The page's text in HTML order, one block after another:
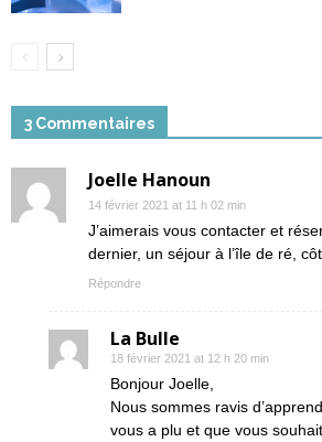
3 Commentaires
Joelle Hanoun
14 février 2021 at 11 h 02 min
J’aimerais vous contacter et
dernier, un séjour à l’île de ré,
Répondre
La Bulle
18 février 2021 at 12 h 20 min
Bonjour Joelle,
Nous sommes ravis
vous a plu et que vous